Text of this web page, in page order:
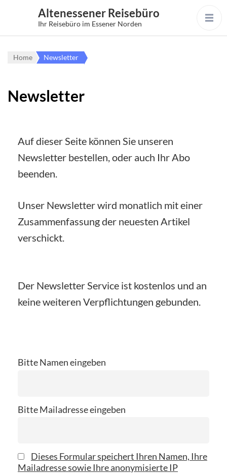
Altenessener Reisebüro
Ihr Reisebüro im Essener Norden
Home Newsletter
Newsletter
Auf dieser Seite können Sie unseren
Newsletter bestellen, oder auch Ihr Abo
beenden.
Unser Newsletter wird monatlich mit einer
Zusammenfassung der neuesten Artikel
verschickt.
Der Newsletter Service ist kostenlos und an
keine weiteren Verpflichtungen gebunden.
Bitte Namen eingeben
Bitte Mailadresse eingeben
Dieses Formular speichert Ihren Namen, Ihre
Mailadresse sowie Ihre anonymisierte IP